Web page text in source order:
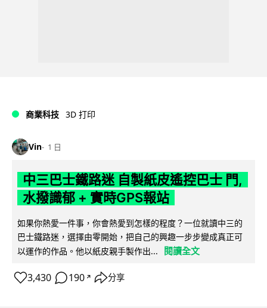
商業科技 3D 打印
Vin 1 日
中三巴士鐵路迷 自製紙皮遙控巴士 門,
水撥識郁 + 實時GPS報站
如果你熱愛一件事，你會熱愛到怎樣的程度？一位就讀中三的
巴士鐵路迷，選擇由零開始，把自己的興趣一步步變成真正可
以運作的作品。他以紙皮親手製作出...
閱讀全文
3,430 190 ↗ 分享